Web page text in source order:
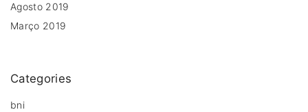
Agosto 2019
Março 2019
Categories
bni